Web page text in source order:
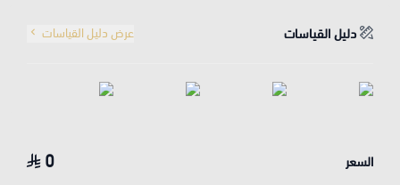
دليل القياسات عرض دليل القياسات
السعر 0